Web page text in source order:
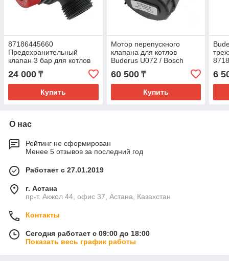
87186445660
Предохранительный
клапан 3 бар для котлов
Buderus U072 / Bosch
GAZ6000 -24
24 000 ₸
Купить
Мотор перепускного
клапана для котлов
Buderus U072 / Bosch
GAZ6000 8786445640
60 500₸
Купить
6
О нас
Рейтинг не сформирован
Менее 5 отзывов за последний год
Работает с 27.01.2019
г. Астана
пр-т. Акжол 44, офис 37, Астана, Казахстан
Контакты
Сегодня работает с 09:00 до 18:00
Показать весь график работы